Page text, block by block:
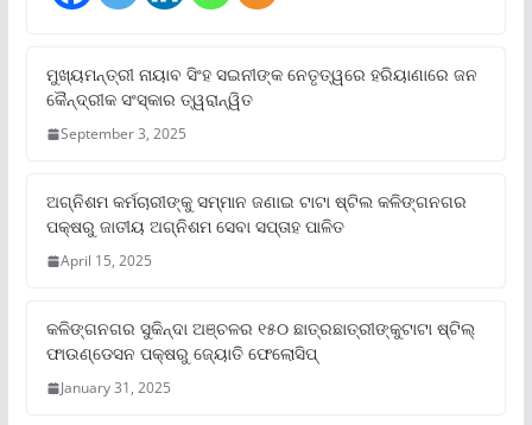
ମୁଖ୍ୟମନ୍ତ୍ରୀ ନାୟାବ ସିଂହ ସଇନୀଙ୍କ ନେତୃତ୍ୱରେ ହରିୟାଣାରେ ଜନ
କୈନ୍ଦ୍ରୀକ ସଂସ୍କାର ତ୍ୱରାନ୍ୱିତ
September 3, 2025
ଅଗ୍ନିଶମ କର୍ମଚାରୀଙ୍କୁ ସମ୍ମାନ ଜଣାଇ ଟାଟା ଷ୍ଟିଲ କଳିଙ୍ଗନଗର
ପକ୍ଷରୁ ଜାତୀୟ ଅଗ୍ନିଶମ ସେବା ସପ୍ତାହ ପାଳିତ
April 15, 2025
କଳିଙ୍ଗନଗର ସୁକିନ୍ଦା ଅଞ୍ଚଳର ୧୫୦ ଛାତ୍ରଛାତ୍ରୀଙ୍କୁଟାଟା ଷ୍ଟିଲ୍
ଫାଉଣ୍ଡେସନ ପକ୍ଷରୁ ଜ୍ୟୋତି ଫେଲୋସିପ୍‌
January 31, 2025